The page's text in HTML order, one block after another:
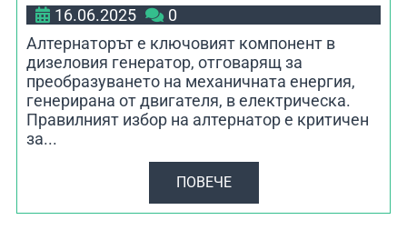
16.06.2025
0
Алтернаторът е ключовият компонент в
дизеловия генератор, отговарящ за
преобразуването на механичната енергия,
генерирана от двигателя, в електрическа.
Правилният избор на алтернатор е критичен
за...
ПОВЕЧЕ